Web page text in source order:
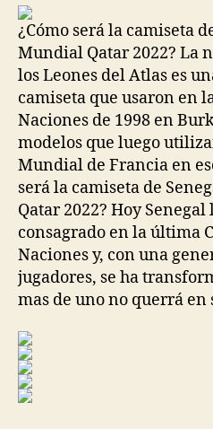
¿Cómo será la camiseta
Mundial Qatar 2022? La
los Leones del Atlas es
camiseta que usaron en
Naciones de 1998 en
modelos que luego
Mundial de Francia en
será la camiseta de
Qatar 2022? Hoy
consagrado en la última
Naciones y, con una
jugadores, se ha
mas de uno no querrá en